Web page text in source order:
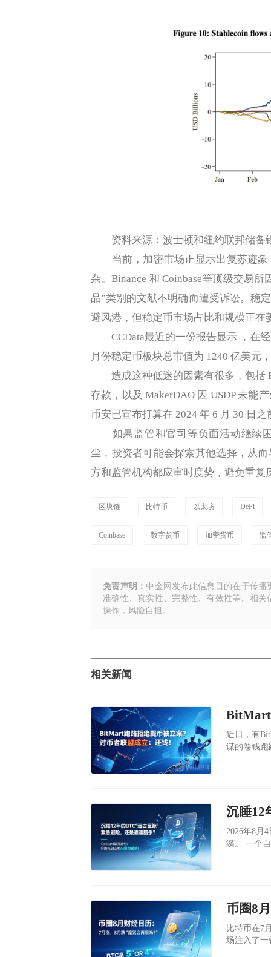
资料来源：波士顿和纽约联邦储备
当前，加密市场正显示出复苏迹象
杂。Binance 和 Coinbase等顶级交易
品”类别的文献不明确而遭受诉讼。稳
避风港，但稳定币市场占比和规模正在
CCData最近的一份报告显示 ，在经
月份稳定币板块总市值为 1240 亿美元
造成这种低迷的因素有很多，包括
存款，以及 MakerDAO 因 USDP 未能
币安已宣布打算在 2024 年 6 月 30 日
如果监管和官司等负面活动继续困
尘，投资者可能会探索其他选择，从
方和监管机构都应审时度势，避免重复
区块链 比特币 以太坊 DeFi
Coinbase 数字货币 加密货币 监
免责声明： 中金网发布此信息目的在于传
准确性、真实性、完整性、有效性等。相
操作，风险自担。
相关新闻
近日，有
谋的卷钱跑
​2026年8月
漪。 一个自2013年起便如死寂般的比特币地址：18TExP，突然动了起
比特币在7
场注入了一